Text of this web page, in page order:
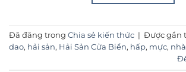
Đã đăng trong Chia sẻ kiến thức | Được gắn
dao, hải sản, Hải Sản Cửa Biển, hấp, mực,